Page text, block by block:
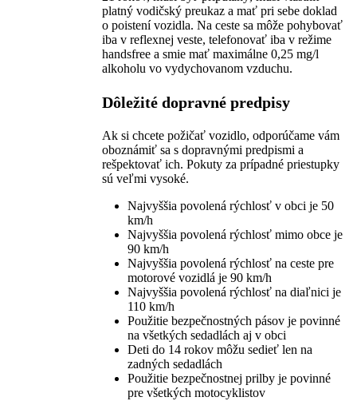
platný vodičský preukaz a mať pri sebe doklad
o poistení vozidla. Na ceste sa môže pohybovať
iba v reflexnej veste, telefonovať iba v režime
handsfree a smie mať maximálne 0,25 mg/l
alkoholu vo vydychovanom vzduchu.
Dôležité dopravné predpisy
Ak si chcete požičať vozidlo, odporúčame vám
oboznámiť sa s dopravnými predpismi a
rešpektovať ich. Pokuty za prípadné priestupky
sú veľmi vysoké.
Najvyššia povolená rýchlosť v obci je 50
km/h
Najvyššia povolená rýchlosť mimo obce je
90 km/h
Najvyššia povolená rýchlosť na ceste pre
motorové vozidlá je 90 km/h
Najvyššia povolená rýchlosť na diaľnici je
110 km/h
Použitie bezpečnostných pásov je povinné
na všetkých sedadlách aj v obci
Deti do 14 rokov môžu sedieť len na
zadných sedadlách
Použitie bezpečnostnej prilby je povinné
pre všetkých motocyklistov